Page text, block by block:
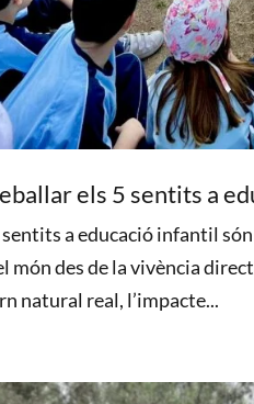
els 5 sentits a
a educació infantil
món des de la vivència
natural real, l’impacte...